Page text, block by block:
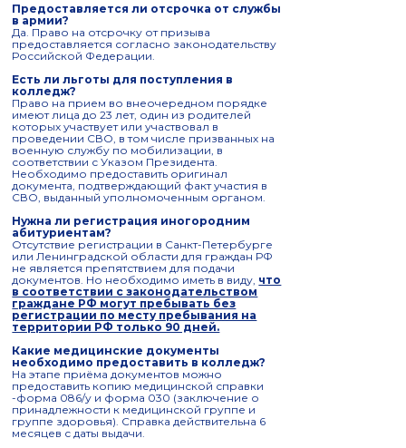
Предоставляется ли отсрочка от службы
в армии?
Да. Право на отсрочку от призыва
предоставляется согласно законодательству
Российской Федерации.
Есть ли льготы для поступления в
колледж?
Право на прием во внеочередном порядке
имеют лица до 23 лет, один из родителей
которых участвует или участвовал в
проведении СВО, в том числе призванных на
военную службу по мобилизации, в
соответствии с Указом Президента.
Необходимо предоставить оригинал
документа, подтверждающий факт участия в
СВО, выданный уполномоченным органом.
Нужна ли регистрация иногородним
абитуриентам?
Отсутствие регистрации в Санкт-Петербурге
или Ленинградской области для граждан РФ
не является препятствием для подачи
документов. Но необходимо иметь в виду, что
в соответствии с законодательством
граждане РФ могут пребывать без
регистрации по месту пребывания на
территории РФ только 90 дней.
Какие медицинские документы
необходимо предоставить в колледж?
На этапе приёма документов можно
предоставить копию медицинской справки
-форма 086/у и форма 030 (заключение о
принадлежности к медицинской группе и
группе здоровья). Справка действительна 6
месяцев с даты выдачи.